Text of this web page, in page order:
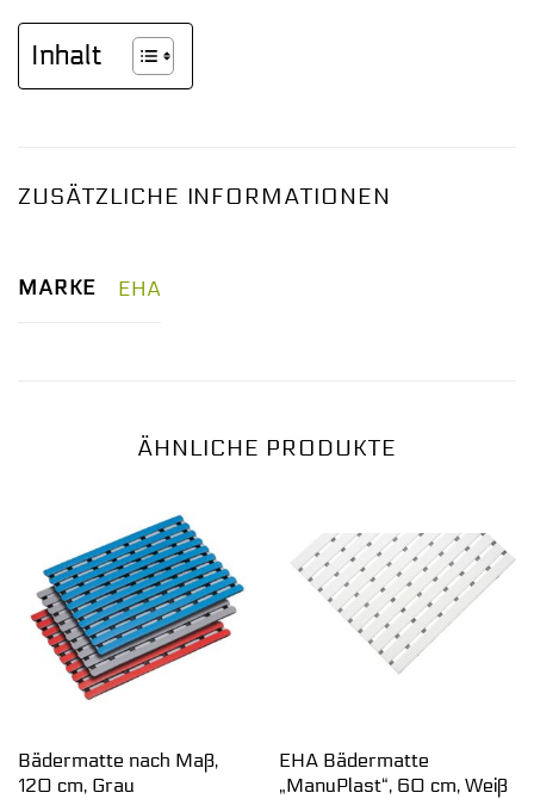
Inhalt
ZUSÄTZLICHE INFORMATIONEN
MARKE EHA
ÄHNLICHE PRODUKTE
Bädermatte nach Maß,
120 cm, Grau
EHA Bädermatte
„ManuPlast“, 60 cm, Weiß